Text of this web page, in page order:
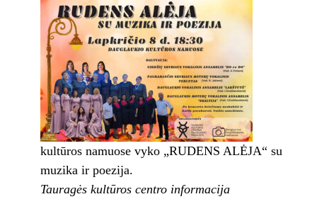
kultūros namuose vyko „RUDENS ALĖJA“ su
muzika ir poezija.
Tauragės kultūros centro informacija